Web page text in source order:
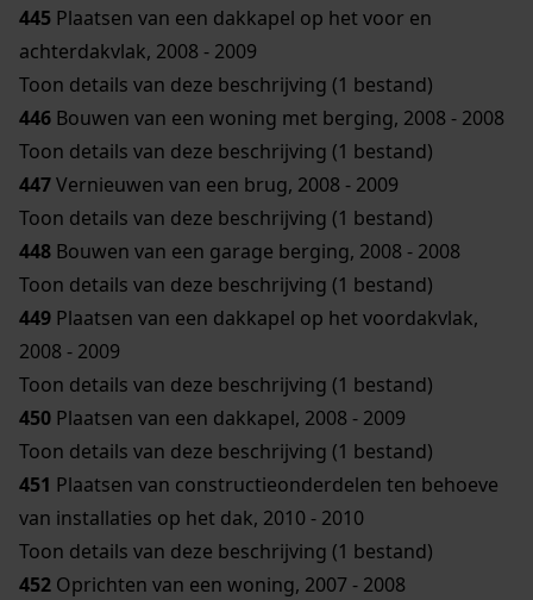
445 Plaatsen van een dakkapel op het voor en
achterdakvlak, 2008 - 2009
Toon details van deze beschrijving (1 bestand)
446 Bouwen van een woning met berging, 2008 - 2008
Toon details van deze beschrijving (1 bestand)
447Vernieuwen van een brug, 2008 - 2009
Toon details van deze beschrijving (1 bestand)
448 Bouwen van een garage berging, 2008 - 2008
Toon details van deze beschrijving (1 bestand)
449 Plaatsen van een dakkapel op het voordakvlak,
2008 - 2009
Toon details van deze beschrijving (1 bestand)
450 Plaatsen van een dakkapel, 2008 - 2009
Toon details van deze beschrijving (1 bestand)
451 Plaatsen van constructieonderdelen ten behoeve
van installaties op het dak, 2010 - 2010
Toon details van deze beschrijving (1 bestand)
452 Oprichten van een woning, 2007 - 2008